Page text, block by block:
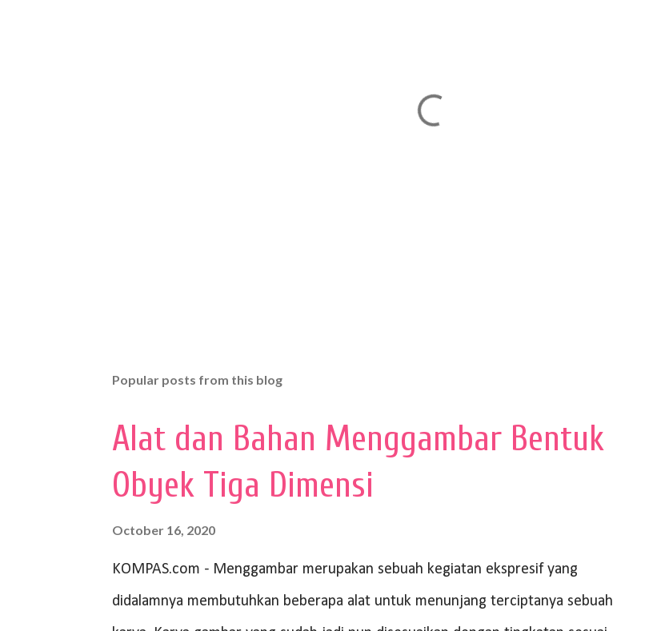
Popular posts from this blog
Alat dan Bahan Menggambar Bentuk
Obyek Tiga Dimensi
October 16, 2020
KOMPAS.com - Menggambar merupakan sebuah kegiatan ekspresif yang
didalamnya membutuhkan beberapa alat untuk menunjang terciptanya sebuah